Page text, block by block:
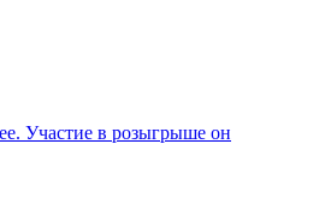
Участие в розыгрыше он